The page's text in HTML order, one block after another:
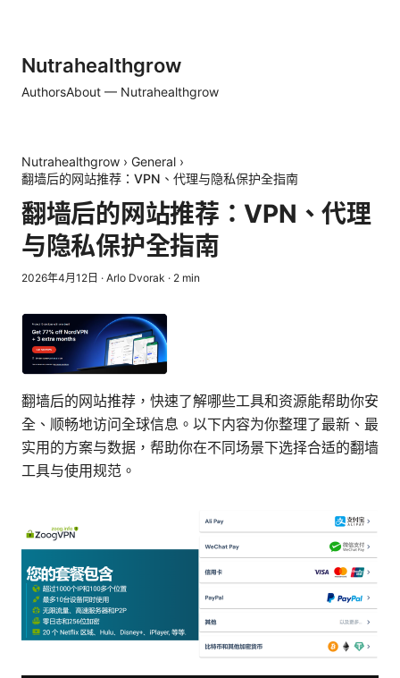
Nutrahealthgrow
AuthorsAbout — Nutrahealthgrow
Nutrahealthgrow › General ›
翻墙后的网站推荐：VPN、代理与隐私保护全指南
翻墙后的网站推荐：VPN、代理
与隐私保护全指南
2026年4月12日 · Arlo Dvorak · 2 min
翻墙后的网站推荐，快速了解哪些工具和资源能帮助你安
全、顺畅地访问全球信息。以下内容为你整理了最新、最
实用的方案与数据，帮助你在不同场景下选择合适的翻墙
工具与使用规范。